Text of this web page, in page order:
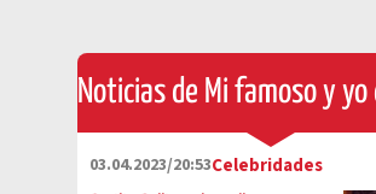
Noticias de Mi famoso y yo
03.04.2023/20:53Celebridades